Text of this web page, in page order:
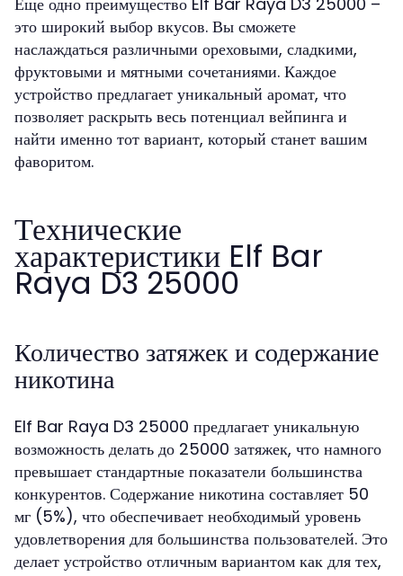
это широкий выбор вкусов. Вы сможете
наслаждаться различными ореховыми, сладкими,
фруктовыми и мятными сочетаниями. Каждое
устройство предлагает уникальный аромат, что
позволяет раскрыть весь потенциал вейпинга и
найти именно тот вариант, который станет вашим
фаворитом.
Технические
характеристики Elf Bar
Raya D3 25000
Количество затяжек и содержание
никотина
Elf Bar Raya D3 25000 предлагает уникальную
возможность делать до 25000 затяжек, что намного
превышает стандартные показатели большинства
конкурентов. Содержание никотина составляет 50
мг (5%), что обеспечивает необходимый уровень
удовлетворения для большинства пользователей. Это
делает устройство отличным вариантом как для тех,